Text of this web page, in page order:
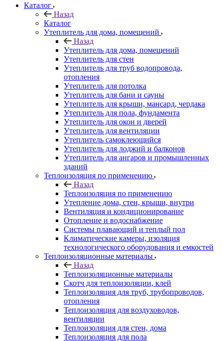
Каталог
Назад
Каталог
Утеплитель для дома, помещений
Назад
Утеплитель для дома, помещений
Утеплитель для стен
Утеплитель для труб водопровода,
отопления
Утеплитель для потолка
Утеплитель для бани и сауны
Утеплитель для крыши, мансард, чердака
Утеплитель для пола, фундамента
Утеплитель для окон и дверей
Утеплитель для вентиляции
Утеплитель самоклеющийся
Утеплитель для лоджий и балконов
Утеплитель для ангаров и промышленных
зданий
Теплоизоляция по применению
Назад
Теплоизоляция по применению
Утепление дома, стен, крыши, внутри
Вентиляция и кондиционирование
Отопление и водоснабжение
Системы плавающий и теплый пол
Климатические камеры, изоляция
технологического оборудования и емкостей
Теплоизоляционные материалы
Назад
Теплоизоляционные материалы
Скотч для теплоизоляции, клей
Теплоизоляция для труб, трубопроводов,
отопления
Теплоизоляция для воздуховодов,
вентиляции
Теплоизоляция для стен, дома
Теплоизоляция для пола